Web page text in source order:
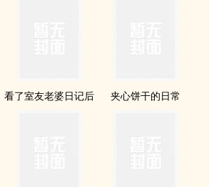
看了室友老婆日记后 夹心饼干的日常